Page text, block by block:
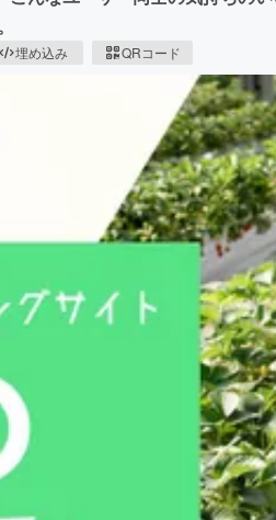
埋め込み QRコード